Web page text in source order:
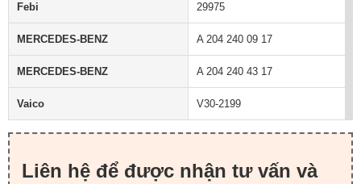
Febi 29975
MERCEDES-BENZ A 204 240 09 17
MERCEDES-BENZ A 204 240 43 17
Vaico V30-2199
Liên hệ để được nhận tư vấn và